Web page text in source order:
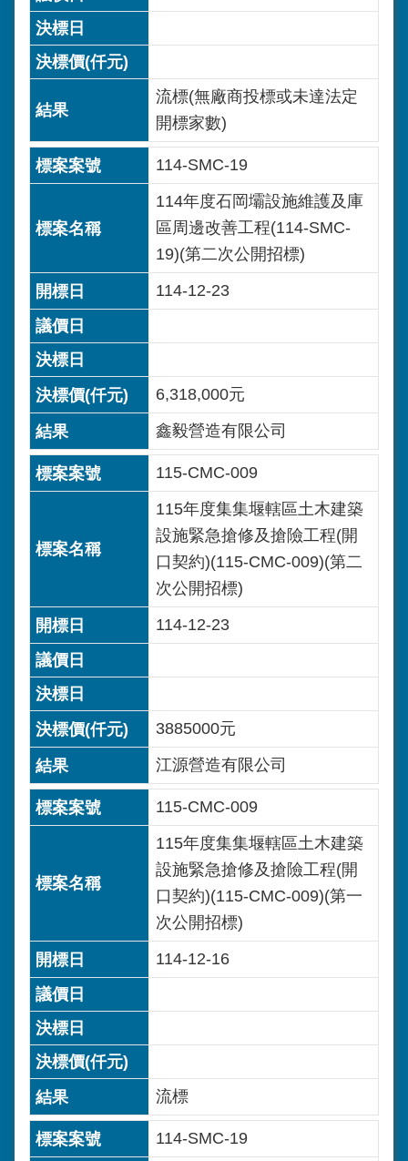
流標(無廠商投標或未達法定
開標家數)
114-SMC-19
114年度石岡壩設施維護及庫
區周邊改善工程(114-SMC-
19)(第二次公開招標)
114-12-23
6,318,000元
鑫毅營造有限公司
115-CMC-009
115年度集集堰轄區土木建築
設施緊急搶修及搶險工程(開
口契約)(115-CMC-009)(第二
次公開招標)
114-12-23
3885000元
江源營造有限公司
115-CMC-009
115年度集集堰轄區土木建築
設施緊急搶修及搶險工程(開
口契約)(115-CMC-009)(第一
次公開招標)
114-12-16
流標
114-SMC-19